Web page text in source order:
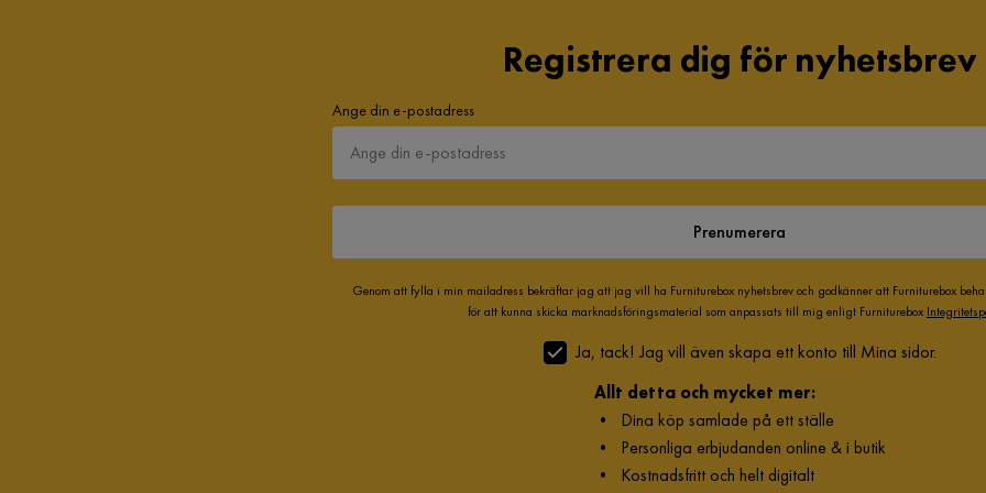
Registrera dig för nyhetsbrev
Ange din e-postadress
Prenumerera
Genom att fylla i min mailadress bekräftar jag att jag vill ha Furniturebox nyhetsbrev och godkänner att Furniturebox
för att kunna skicka marknadsföringsmaterial som anpassats till mig enligt Furniturebox
Ja, tack! Jag vill även skapa ett konto till Mina sidor.
Allt detta och mycket mer:
• Dina köp samlade på ett ställe
• Personliga erbjudanden online & i butik
• Kostnadsfritt och helt digitalt